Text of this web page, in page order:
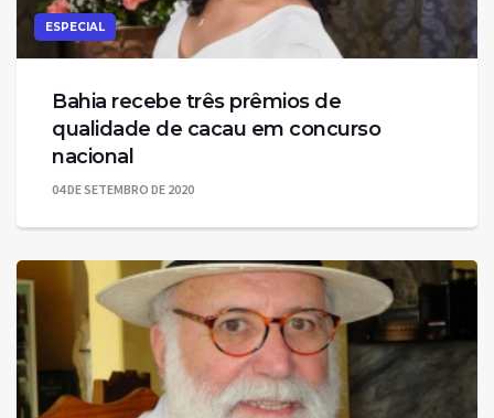
ESPECIAL
Bahia recebe três prêmios de
qualidade de cacau em concurso
nacional
04 DE SETEMBRO DE 2020